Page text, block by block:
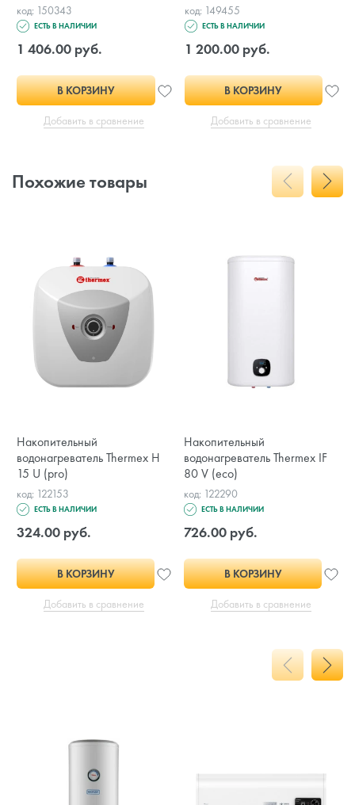
код: 150343
ЕСТЬ В НАЛИЧИИ
1 406.00 руб.
В КОРЗИНУ
Добавить в сравнение
код: 149455
ЕСТЬ В НАЛИЧИИ
1 200.00 руб.
В КОРЗИНУ
Добавить в сравнение
Похожие товары
Накопительный
водонагреватель Thermex Н
15 U (pro)
код: 122153
ЕСТЬ В НАЛИЧИИ
324.00 руб.
В КОРЗИНУ
Добавить в сравнение
Накопительный
водонагреватель Thermex IF
80 V (eco)
код: 122290
ЕСТЬ В НАЛИЧИИ
726.00 руб.
В КОРЗИНУ
Добавить в сравнение